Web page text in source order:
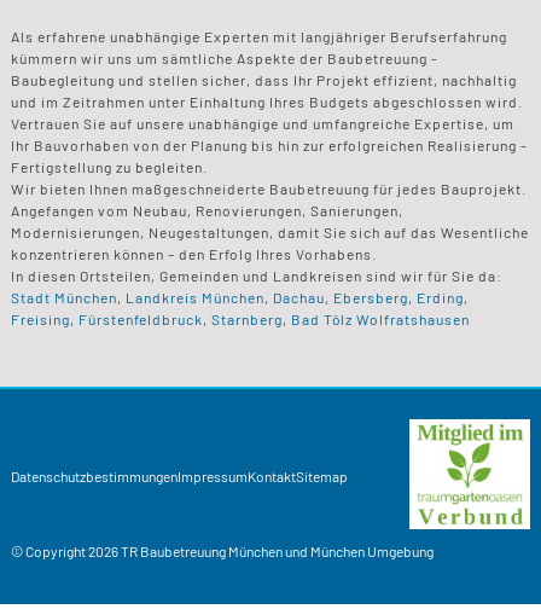
Als erfahrene unabhängige Experten mit langjähriger Berufserfahrung
kümmern wir uns um sämtliche Aspekte der Baubetreuung -
Baubegleitung und stellen sicher, dass Ihr Projekt effizient, nachhaltig
und im Zeitrahmen unter Einhaltung Ihres Budgets abgeschlossen wird.
Vertrauen Sie auf unsere unabhängige und umfangreiche Expertise, um
Ihr Bauvorhaben von der Planung bis hin zur erfolgreichen Realisierung -
Fertigstellung zu begleiten.
Wir bieten Ihnen maßgeschneiderte Baubetreuung für jedes Bauprojekt.
Angefangen vom Neubau, Renovierungen, Sanierungen,
Modernisierungen, Neugestaltungen, damit Sie sich auf das Wesentliche
konzentrieren können – den Erfolg Ihres Vorhabens.
In diesen Ortsteilen, Gemeinden und Landkreisen sind wir für Sie da:
Stadt München, Landkreis München, Dachau, Ebersberg, Erding,
Freising, Fürstenfeldbruck, Starnberg, Bad Tölz Wolfratshausen
DatenschutzbestimmungenImpressumKontaktSitemap
© Copyright 2026TR BaubetreuungMünchen und München Umgebung